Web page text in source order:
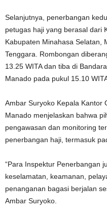
Selanjutnya, penerbangan
petugas haji yang berasal dari
Kabupaten Minahasa Selatan,
Tenggara. Rombongan
13.25 WITA dan tiba di
Manado pada pukul 15.10
Ambar Suryoko Kepala Kantor
Manado menjelaskan bahwa
pengawasan dan monitoring
penerbangan haji, termasuk
“Para Inspektur Penerbangan
keselamatan, keamanan,
penanganan bagasi berjalan
Ambar Suryoko.